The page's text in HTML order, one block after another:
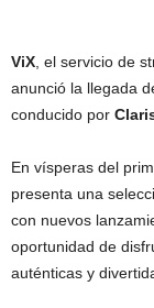
ViX , el servicio de
anunció la llegada
conducido por
En vísperas del
presenta una
con nuevos
oportunidad de
auténticas y